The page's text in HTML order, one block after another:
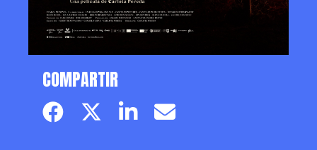
COMPARTIR
Facebook pageTwitter page
LinkedinEmail